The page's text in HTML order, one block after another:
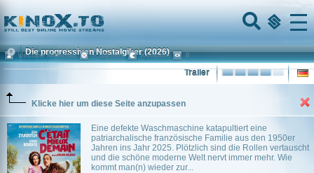
Home
Menu
Die progressiven Nostalgiker (2026)
Trailer
Klicke hier um diese Seite anzupassen
Eine defekte Waschmaschine katapultiert eine
patriarchalische französische Familie aus den 1950er
Jahren ins Jahr 2025. Plötzlich sind die Rollen vertauscht
und die schöne moderne Welt nervt immer mehr. Wie
kommt man(n) wieder zur...
Vinciane Millereau ~ 103 min. Komödie 0